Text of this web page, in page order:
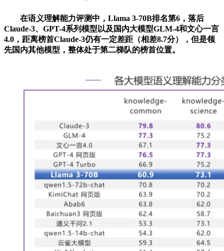
在语义理解能力评测中，Llama 3-70B排名第6，落后
Claude-3、GPT-4系列模型以及国内大模型GLM-4和文心一言
4.0，距离榜首Claude-3仍有一定差距（相差8.7分），但是领
先国内其他模型，整体处于第二梯队的榜首位置。